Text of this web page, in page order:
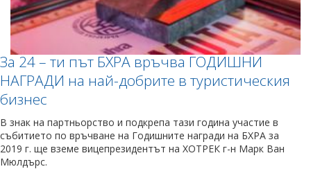
За 24 – ти път БХРА връчва ГОДИШНИ
НАГРАДИ на най-добрите в туристическия
бизнес
В знак на партньорство и подкрепа тази година участие в
събитието по връчване на Годишните награди на БХРА за
2019 г. ще вземе вицепрезидентът на ХОТРЕК г-н Марк Ван
Мюлдърс.